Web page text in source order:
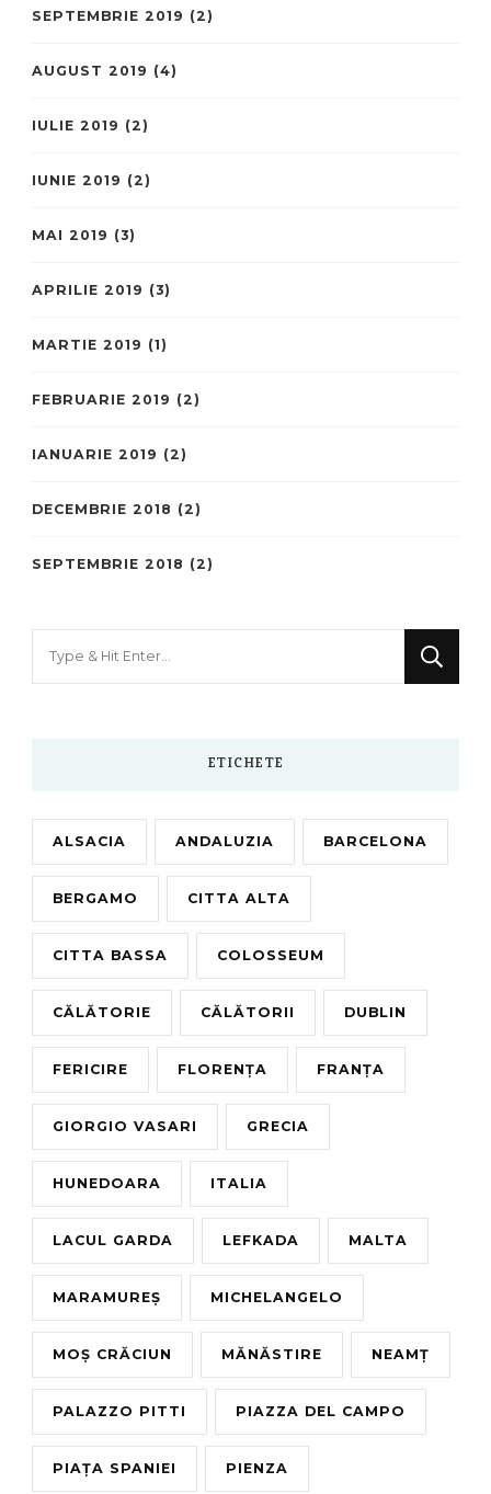
SEPTEMBRIE 2019 (2)
AUGUST 2019 (4)
IULIE 2019 (2)
IUNIE 2019 (2)
MAI 2019 (3)
APRILIE 2019 (3)
MARTIE 2019 (1)
FEBRUARIE 2019 (2)
IANUARIE 2019 (2)
DECEMBRIE 2018 (2)
SEPTEMBRIE 2018 (2)
ETICHETE
ALSACIA ANDALUZIA BARCELONA
BERGAMO CITTA ALTA
CITTA BASSA COLOSSEUM
CĂLĂTORIE CĂLĂTORII DUBLIN
FERICIRE FLORENȚA FRANȚA
GIORGIO VASARI GRECIA
HUNEDOARA ITALIA
LACUL GARDA LEFKADA MALTA
MARAMUREȘ MICHELANGELO
MOȘ CRĂCIUN MĂNĂSTIRE NEAMȚ
PALAZZO PITTI PIAZZA DEL CAMPO
PIAȚA SPANIEI PIENZA